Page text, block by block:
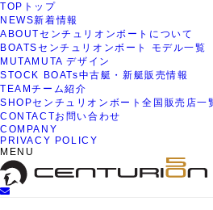
TOP トップ
NEWS新着情報
ABOUTセンチュリオンボートについて
BOATSセンチュリオンボート モデル一覧
MUTA MUTA デザイン
STOCK BOATs中古艇・新艇販売情報
TEAMチーム紹介
SHOPセンチュリオンボート全国販売店一
CONTACTお問い合わせ
COMPANY
PRIVACY POLICY
MENU